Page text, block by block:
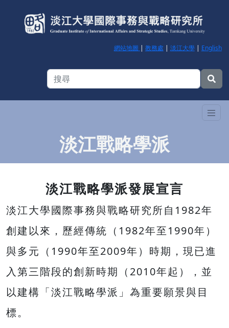
網站地圖 | 教務處 | 淡江大學| English
淡江戰略學派
淡江戰略學派發展宣言
淡江大學國際事務與戰略研究所自1982年
創建以來，歷經傳統（1982年至1990年）
與多元（1990年至2009年）時期，現已進
入第三階段的創新時期（2010年起），並
以建構「淡江戰略學派」為重要願景與目
標。